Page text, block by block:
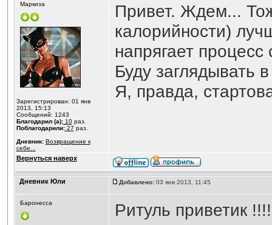
Маркиза
Зарегистрирован: 01 янв
2013, 15:13
Сообщений: 1243
Благодарил (а):10раз.
Поблагодарили:27 раз.
Дневник: Возвращение к
себе...
Привет. Ждем...
калорийности)
напрягает процесс
Буду заглядывать в
Я, правда,
Вернуться наверх
Дневник Юли Добавлено:03 янв 2013, 11:45
Баронесса
Ритуль приветик